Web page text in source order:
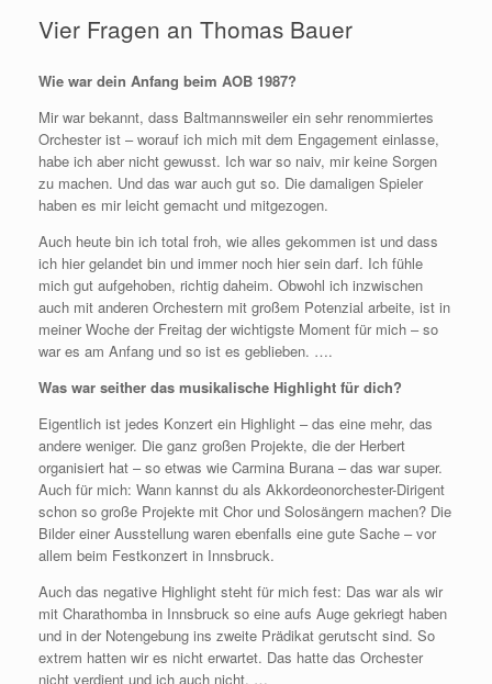
Vier Fragen an Thomas Bauer
Wie war dein Anfang beim AOB 1987?
Mir war bekannt, dass Baltmannsweiler ein sehr renommiertes
Orchester ist – worauf ich mich mit dem Engagement einlasse,
habe ich aber nicht gewusst. Ich war so naiv, mir keine Sorgen
zu machen. Und das war auch gut so. Die damaligen Spieler
haben es mir leicht gemacht und mitgezogen.
Auch heute bin ich total froh, wie alles gekommen ist und dass
ich hier gelandet bin und immer noch hier sein darf. Ich fühle
mich gut aufgehoben, richtig daheim. Obwohl ich inzwischen
auch mit anderen Orchestern mit großem Potenzial arbeite, ist in
meiner Woche der Freitag der wichtigste Moment für mich – so
war es am Anfang und so ist es geblieben. ….
Was war seither das musikalische Highlight für dich?
Eigentlich ist jedes Konzert ein Highlight – das eine mehr, das
andere weniger. Die ganz großen Projekte, die der Herbert
organisiert hat – so etwas wie Carmina Burana – das war super.
Auch für mich: Wann kannst du als Akkordeonorchester-Dirigent
schon so große Projekte mit Chor und Solosängern machen? Die
Bilder einer Ausstellung waren ebenfalls eine gute Sache – vor
allem beim Festkonzert in Innsbruck.
Auch das negative Highlight steht für mich fest: Das war als wir
mit Charathomba in Innsbruck so eine aufs Auge gekriegt haben
und in der Notengebung ins zweite Prädikat gerutscht sind. So
extrem hatten wir es nicht erwartet. Das hatte das Orchester
nicht verdient und ich auch nicht. …